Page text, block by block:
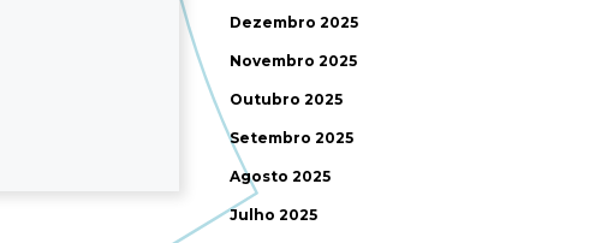
Dezembro 2025
Novembro 2025
Outubro 2025
Setembro 2025
Agosto 2025
Julho 2025